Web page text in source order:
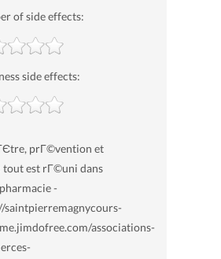
of side effects:
side effects:
prГ©vention et
tout est rГ©uni dans
-
saintpierremagnycours-
associations-